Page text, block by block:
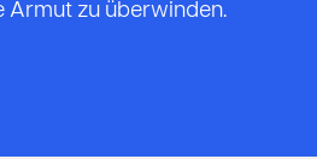
Armut zu überwinden.